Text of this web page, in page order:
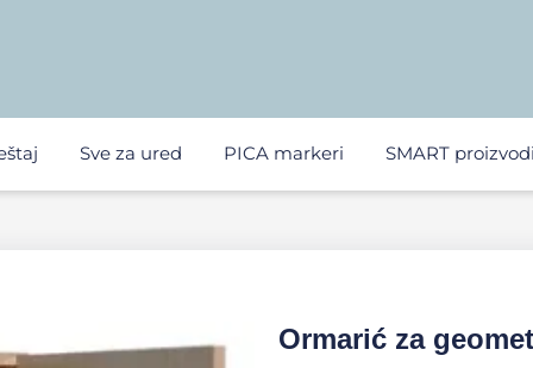
Sve za ured PICA markeri SMART
Ormarić za